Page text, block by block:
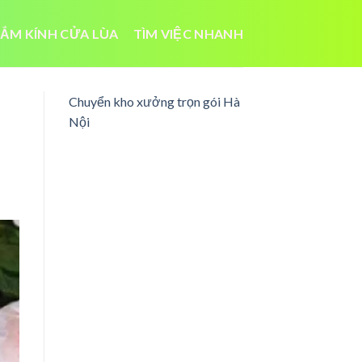
KÍNH CỬA LÙA TÌM VIỆC NHANH
Chuyển kho xưởng trọn gói Hà
Nội